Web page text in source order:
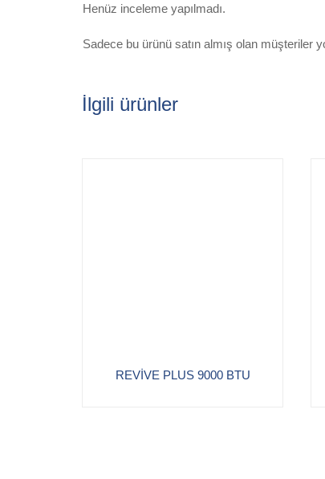
Henüz inceleme yapılmadı.
Sadece bu ürünü satın almış olan müşteriler
İlgili ürünler
REVİVE PLUS 9000 BTU